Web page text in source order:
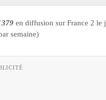
en diffusion sur France 2
semaine)